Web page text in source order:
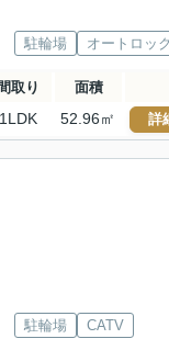
駐輪場 オートロック
間取り 面積
1LDK 52.96㎡ 詳
駐輪場 CATV